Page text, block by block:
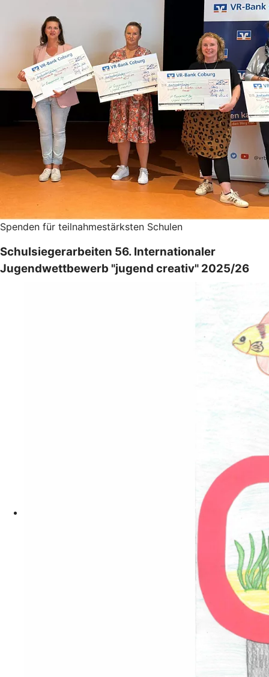
Spenden für teilnahmestärksten Schulen
Schulsiegerarbeiten 56. Internationaler
Jugendwettbewerb "jugend creativ" 2025/26